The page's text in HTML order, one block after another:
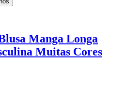
Manga Longa
Muitas Cores